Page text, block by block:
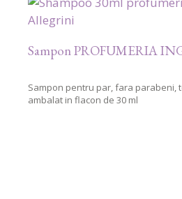
Sampon PROFUMERIA
Sampon pentru par, fara parabeni,
ambalat in flacon de 30 ml